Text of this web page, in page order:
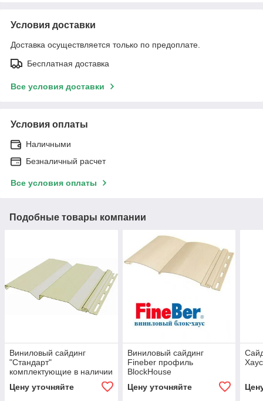
Условия доставки
Доставка осуществляется только по предоплате.
Бесплатная доставка
Все условия доставки
Условия оплаты
Наличными
Безналичный расчет
Все условия оплаты
Подобные товары компании
Виниловый сайдинг
"Стандарт"
комплектующие в наличии
Цену уточняйте
Виниловый сайдинг
Fineber профиль
BlockHouse
Цену уточняйте